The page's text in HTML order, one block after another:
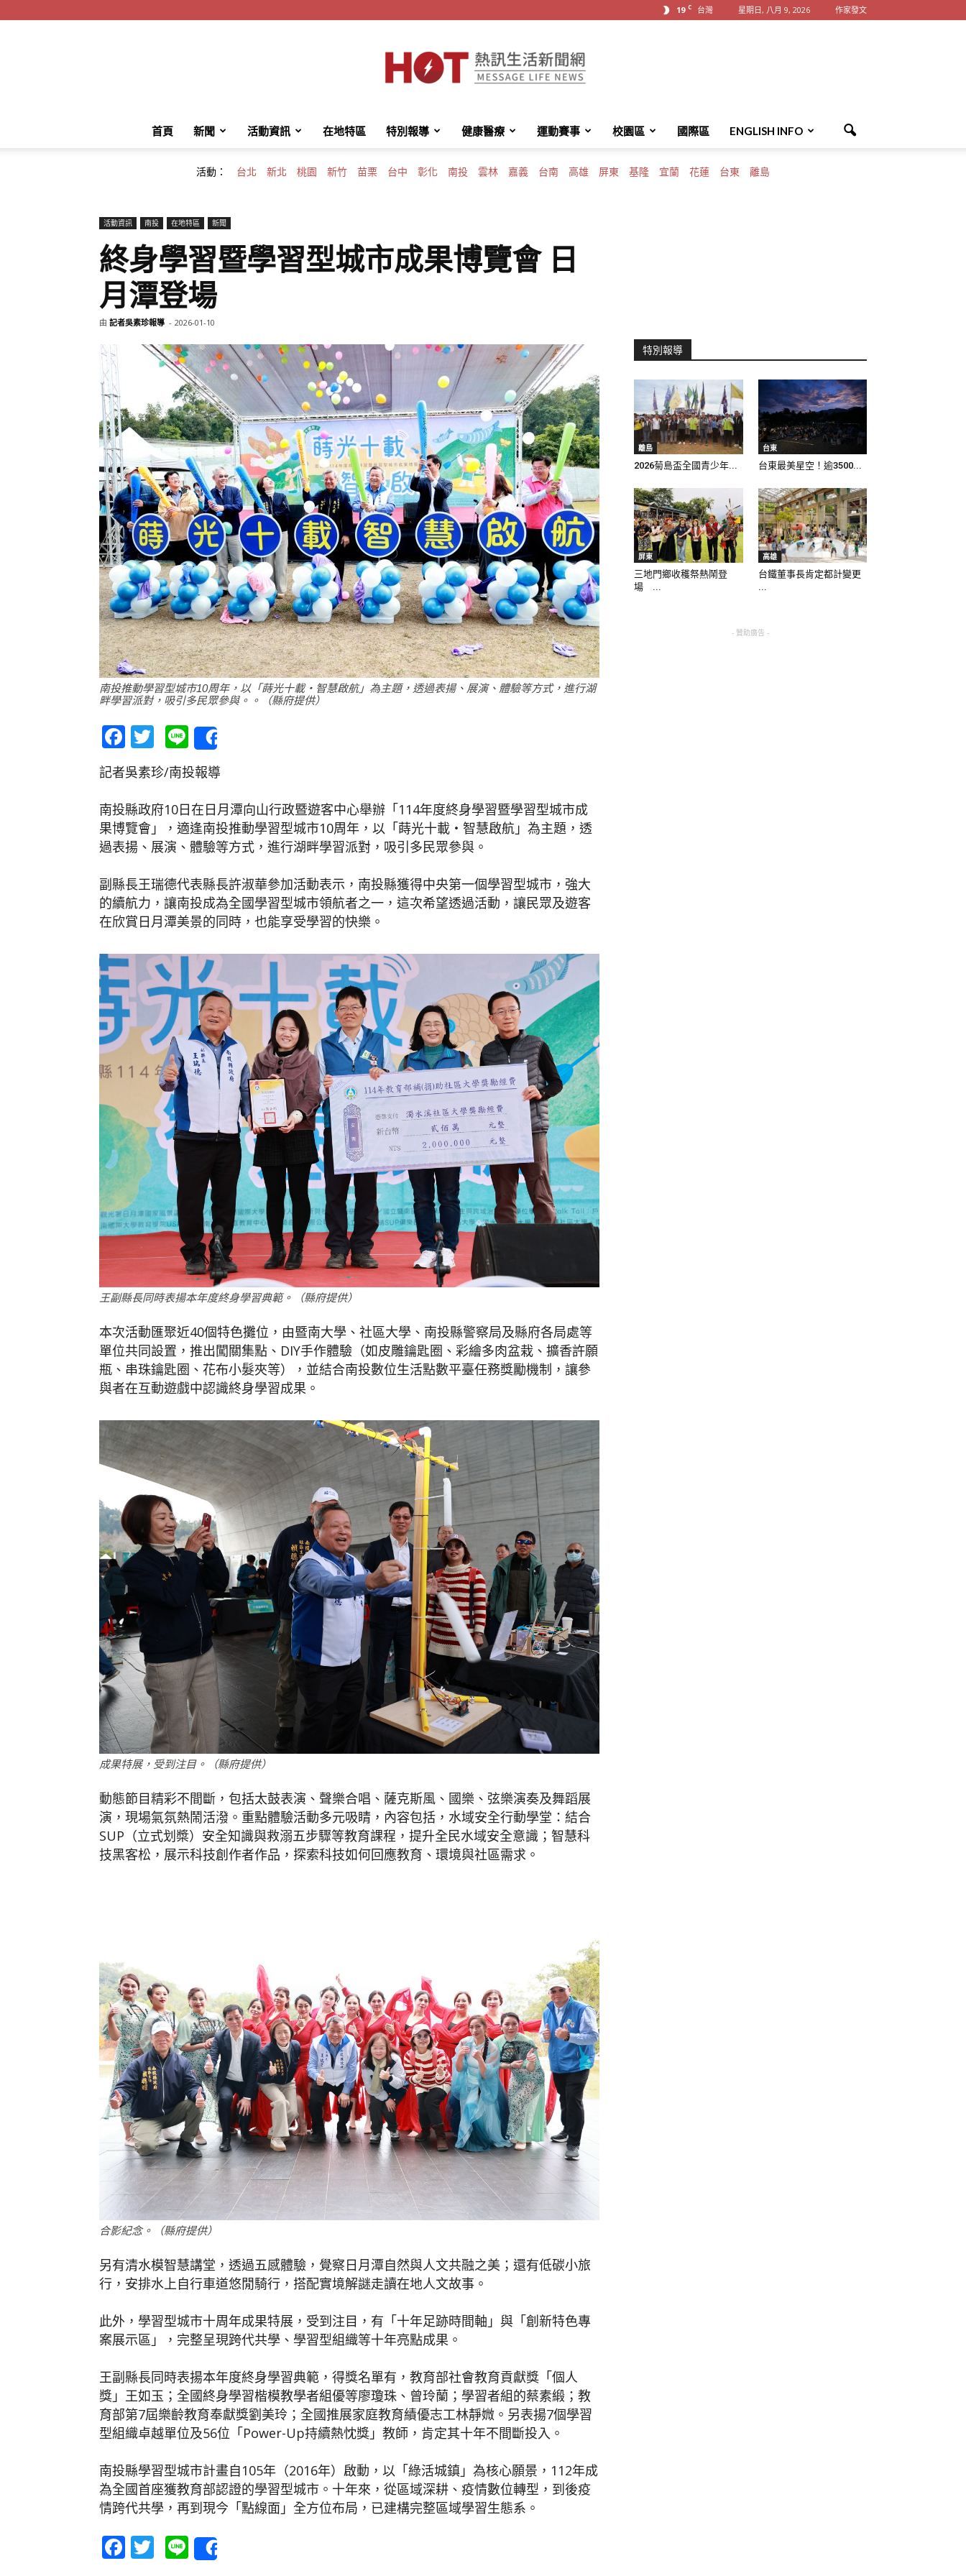
19 C 台灣 星期日, 八月 9, 2026 作家發文
HotMessage
生
活
新
聞
首頁 新聞 活動資訊 在地特區 特別報導 健康醫療 運動賽事 校園區 國際區 ENGLISH INFO
活動： 台北 新北 桃園 新竹 苗栗 台中 彰化 南投 雲林 嘉義 台南 高雄 屏東 基隆 宜蘭 花蓮 台東 離島
活動資訊 南投 在地特區 新聞
終身學習暨學習型城市成果博覽會 日
月潭登場
由 記者吳素珍報導 - 2026-01-10
南投推動學習型城市10周年，以「蒔光十載‧智慧啟航」為主題，透過表揚、展演、體驗等方式，進行湖
畔學習派對，吸引多民眾參與。。（縣府提供）
Facebook
Twitter
Line
記者吳素珍/南投報導
南投縣政府10日在日月潭向山行政暨遊客中心舉辦「114年度終身學習暨學習型城市成
果博覽會」，適逢南投推動學習型城市10周年，以「蒔光十載‧智慧啟航」為主題，透
過表揚、展演、體驗等方式，進行湖畔學習派對，吸引多民眾參與。
副縣長王瑞德代表縣長許淑華參加活動表示，南投縣獲得中央第一個學習型城市，強大
的續航力，讓南投成為全國學習型城市領航者之一，這次希望透過活動，讓民眾及遊客
在欣賞日月潭美景的同時，也能享受學習的快樂。
王副縣長同時表揚本年度終身學習典範。（縣府提供）
本次活動匯聚近40個特色攤位，由暨南大學、社區大學、南投縣警察局及縣府各局處等
單位共同設置，推出闖關集點、DIY手作體驗（如皮雕鑰匙圈、彩繪多肉盆栽、擴香許願
瓶、串珠鑰匙圈、花布小髮夾等），並結合南投數位生活點數平臺任務獎勵機制，讓參
與者在互動遊戲中認識終身學習成果。
成果特展，受到注目。（縣府提供）
動態節目精彩不間斷，包括太鼓表演、聲樂合唱、薩克斯風、國樂、弦樂演奏及舞蹈展
演，現場氣氛熱鬧活潑。重點體驗活動多元吸睛，內容包括，水域安全行動學堂：結合
SUP（立式划槳）安全知識與救溺五步驟等教育課程，提升全民水域安全意識；智慧科
技黑客松，展示科技創作者作品，探索科技如何回應教育、環境與社區需求。
合影紀念。（縣府提供）
另有清水模智慧講堂，透過五感體驗，覺察日月潭自然與人文共融之美；還有低碳小旅
行，安排水上自行車道悠閒騎行，搭配實境解謎走讀在地人文故事。
此外，學習型城市十周年成果特展，受到注目，有「十年足跡時間軸」與「創新特色專
案展示區」，完整呈現跨代共學、學習型組織等十年亮點成果。
王副縣長同時表揚本年度終身學習典範，得獎名單有，教育部社會教育貢獻獎「個人
獎」王如玉；全國終身學習楷模教學者組優等廖瓊珠、曾玲蘭；學習者組的蔡素緞；教
育部第7屆樂齡教育奉獻獎劉美玲；全國推展家庭教育績優志工林靜媺。另表揚7個學習
型組織卓越單位及56位「Power-Up持續熱忱獎」教師，肯定其十年不間斷投入。
南投縣學習型城市計畫自105年（2016年）啟動，以「綠活城鎮」為核心願景，112年成
為全國首座獲教育部認證的學習型城市。十年來，從區域深耕、疫情數位轉型，到後疫
情跨代共學，再到現今「點線面」全方位布局，已建構完整區域學習生態系。
Facebook
Twitter
Line
特別報導
離島
2026菊島盃全國青少年...
台東
台東最美星空！逾3500...
屏東
三地門鄉收穫祭熱鬧登
場 ...
高雄
台鐵董事長肯定都計變更
...
- 贊助廣告 -